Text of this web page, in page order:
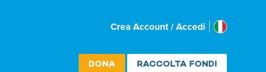
Crea Account / Accedi Select
Italia
DONA RACCOLTA FONDI